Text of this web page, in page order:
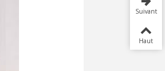
Suivant
Haut